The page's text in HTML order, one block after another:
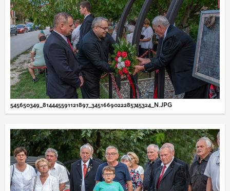
545650349_814445591121897_3451669022285745324_N.JPG